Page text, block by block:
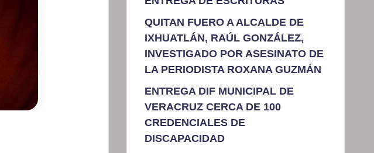
QUITAN FUERO A ALCALDE DE
IXHUATLÁN, RAÚL GONZÁLEZ,
INVESTIGADO POR ASESINATO DE
LA PERIODISTA ROXANA GUZMÁN
ENTREGA DIF MUNICIPAL DE
VERACRUZ CERCA DE 100
CREDENCIALES DE
DISCAPACIDAD